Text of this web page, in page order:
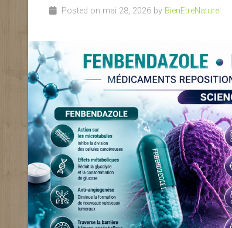
Posted on mai 28, 2026 by BienEtreNaturel